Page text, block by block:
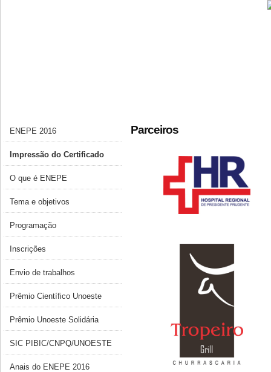
ENEPE 2016
Impressão do Certificado
O que é ENEPE
Tema e objetivos
Programação
Inscrições
Envio de trabalhos
Prêmio Científico Unoeste
Prêmio Unoeste Solidária
SIC PIBIC/CNPQ/UNOESTE
Anais do ENEPE 2016
Parceiros